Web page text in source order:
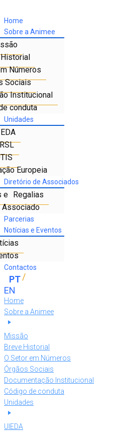
Home
Sobre a Animee
Números
Sociais
Institucional
conduta
Unidades
Europeia
Diretório de Associados
e Regalias
Associado
Parcerias
Notícias e Eventos
Contactos
Home
Sobre a Animee
Missão
Breve Historial
O Setor em Números
Órgãos Sociais
Documentação Institucional
Código de conduta
Unidades
UIEDA